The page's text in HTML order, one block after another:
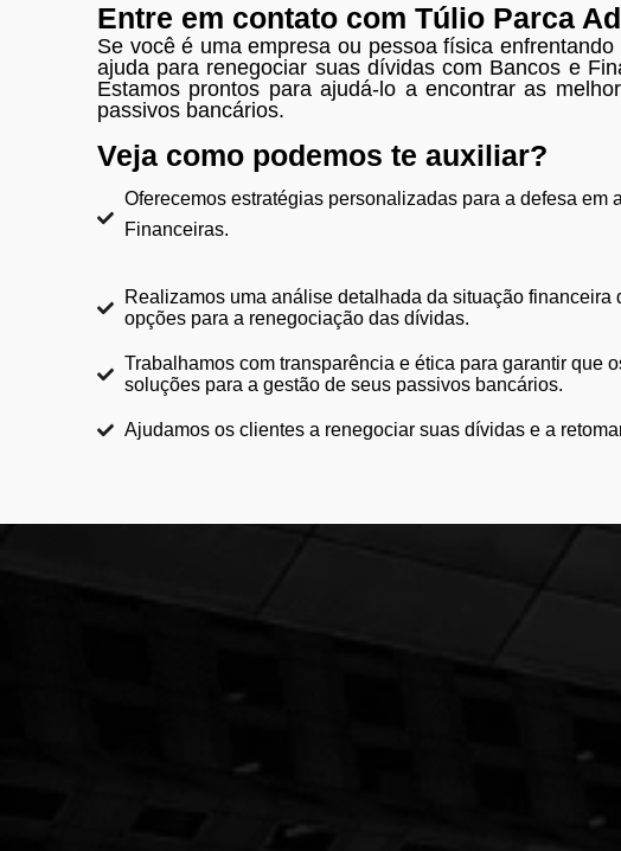
Entre em contato com Túlio Parca
Se você é uma empresa ou pessoa física
ajuda para renegociar suas dívidas com Bancos e
Estamos prontos para ajudá-lo a encontrar as
passivos bancários.
Veja como podemos te auxiliar?
Oferecemos estratégias personalizadas para a defesa em
Financeiras.
Realizamos uma análise detalhada da situação
opções para a renegociação das dívidas.
Trabalhamos com transparência e ética para garantir que
soluções para a gestão de seus passivos bancários.
Ajudamos os clientes a renegociar suas dívidas e a